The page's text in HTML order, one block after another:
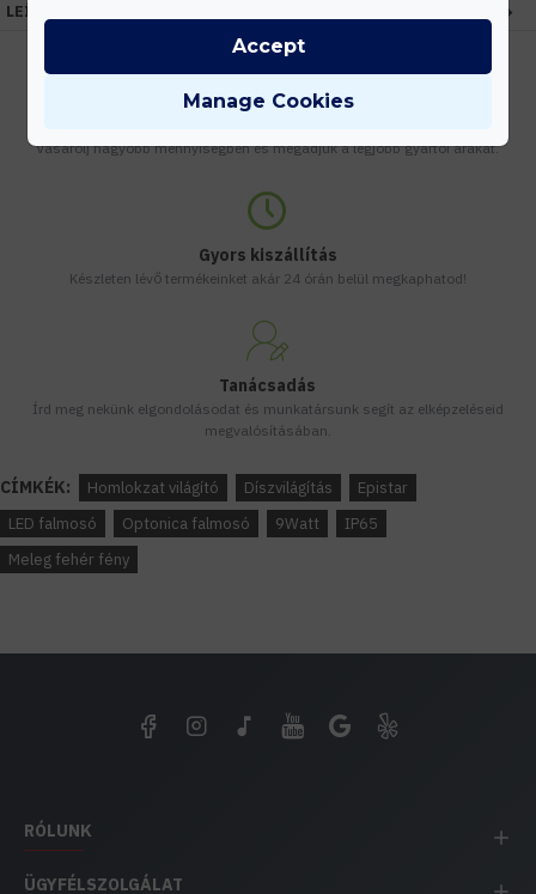
LEÍRÁS
Vásárolj nagyobb mennyiségben és megadjuk a legjobb gyártói árakat.
Gyors kiszállítás
Készleten lévő termékeinket akár 24 órán belül megkaphatod!
Tanácsadás
Írd meg nekünk elgondolásodat és munkatársunk segít az elképzeléseid
megvalósításában.
CÍMKÉK: Homlokzat világító Díszvilágítás
Epistar
LED falmosó
Optonica falmosó 9Watt
IP65
Meleg fehér fény
RÓLUNK
ÜGYFÉLSZOLGÁLAT
Manage Cookies
Accept